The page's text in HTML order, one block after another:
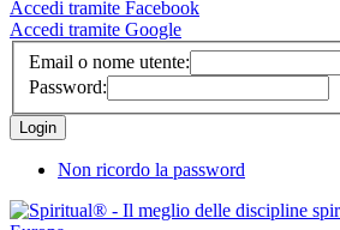
Accedi tramite Facebook
Accedi tramite Google
Email o nome utente:
Password:
Non ricordo la password